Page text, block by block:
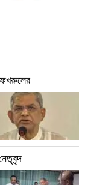
ফখরুলের